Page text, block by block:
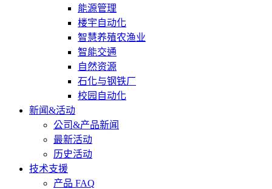
能源管理
楼宇自动化
智慧养殖农渔业
智能交通
自然资源
石化与钢铁厂
校园自动化
新闻&活动
公司&产品新闻
最新活动
历史活动
技术支援
产品 FAQ